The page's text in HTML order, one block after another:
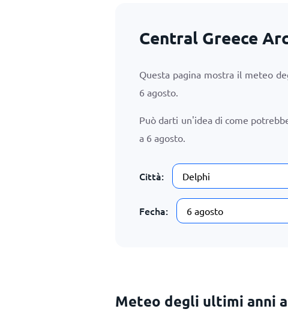
Central Greece
Questa pagina mostra il meteo
6 agosto.
Può darti un'idea di come
a 6 agosto.
Città:
Fecha:
Meteo degli ultimi anni